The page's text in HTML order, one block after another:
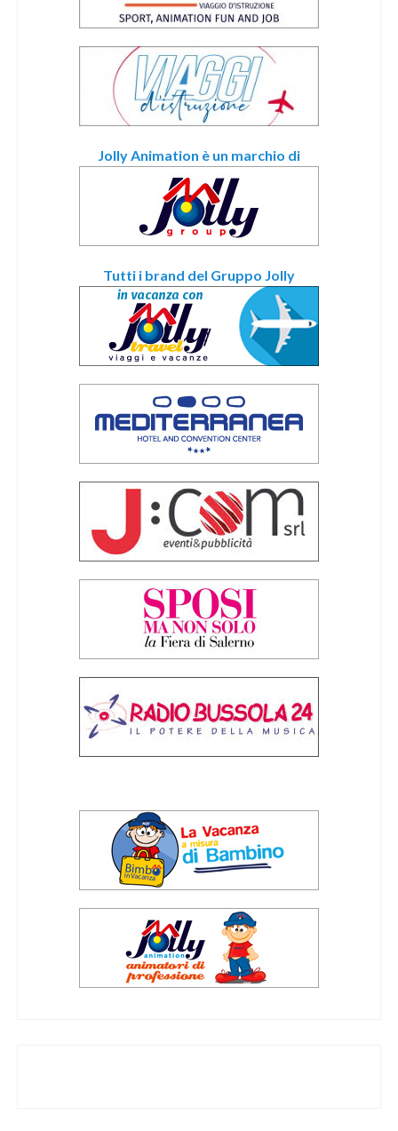
Jolly Animation è un marchio di
Tutti i brand del Gruppo Jolly